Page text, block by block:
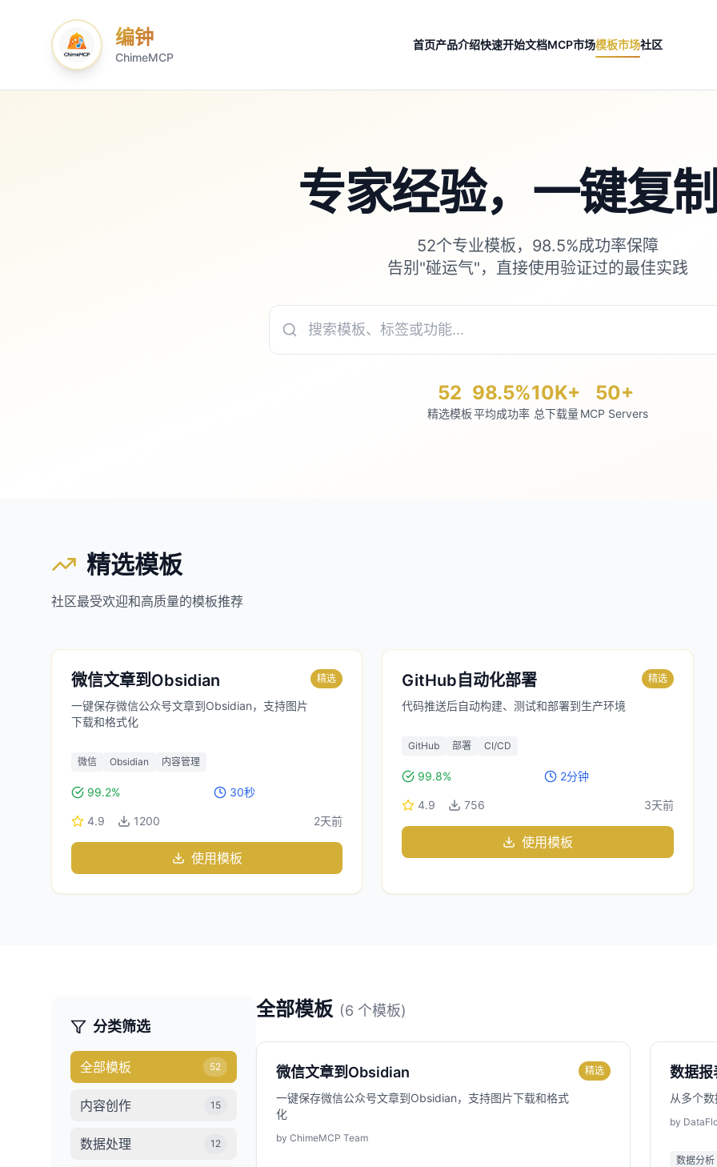
编钟
ChimeMCP
首页产品介绍快速开始文档MCP市场模板市场社区
专家经验，一键复
52个专业模板，98.5%成功率保障
告别"碰运气"，直接使用验证过的最佳实践
52
精选模板
98.5%
平均成功率
10K+
总下载量
50+
MCP Servers
精选模板
社区最受欢迎和高质量的模板推荐
微信文章到Obsidian
一键保存微信公众号文章到Obsidian，支持图片
下载和格式化
精选
微信 Obsidian 内容管理
99.2% 30秒
4.9 1200 2天前
使用模板
GitHub自动化部署
代码推送后自动构建、测试和部署到生产环境
精选
GitHub 部署 CI/CD
99.8% 2分钟
4.9 756 3天前
使用模板
分类筛选
全部模板 52
内容创作 15
数据处理 12
全部模板 (6 个模板)
微信文章到Obsidian
一键保存微信公众号文章到Obsidian，支持图片下载和格式
化
by ChimeMCP Team
精选 数据报
从多个
by
数据分析